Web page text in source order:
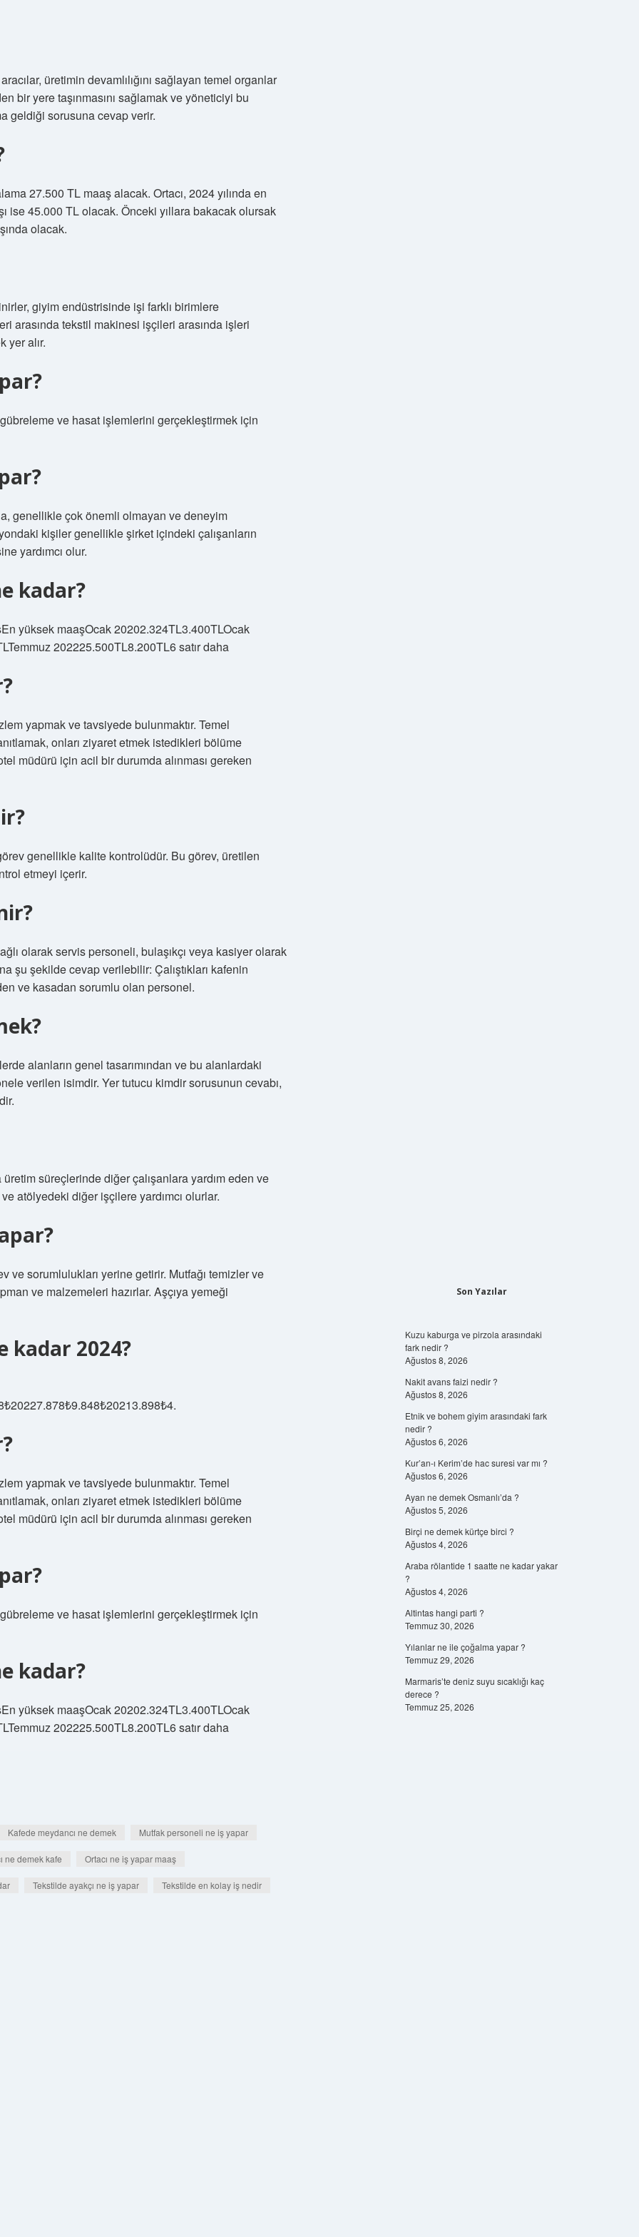
üretimin devamlılığını sağlayan temel organlar
bir yere taşınmasını sağlamak ve yöneticiyi bu
geldiği sorusuna cevap verir.
27.500 TL maaş alacak. Ortacı, 2024 yılında en
ise 45.000 TL olacak. Önceki yıllara bakacak olursak
olacak.
giyim endüstrisinde işi farklı birimlere
arasında tekstil makinesi işçileri arasında işleri
yer alır.
ve hasat işlemlerini gerçekleştirmek için
genellikle çok önemli olmayan ve deneyim
kişiler genellikle şirket içindeki çalışanların
yardımcı olur.
kadar?
yüksek maaşOcak 20202.324TL3.400TLOcak
202225.500TL8.200TL6 satır daha
yapmak ve tavsiyede bulunmaktır. Temel
onları ziyaret etmek istedikleri bölüme
müdürü için acil bir durumda alınması gereken
genellikle kalite kontrolüdür. Bu görev, üretilen
etmeyi içerir.
olarak servis personeli, bulaşıkçı veya kasiyer olarak
şu şekilde cevap verilebilir: Çalıştıkları kafenin
ve kasadan sorumlu olan personel.
alanların genel tasarımından ve bu alanlardaki
verilen isimdir. Yer tutucu kimdir sorusunun cevabı,
süreçlerinde diğer çalışanlara yardım eden ve
atölyedeki diğer işçilere yardımcı olurlar.
sorumlulukları yerine getirir. Mutfağı temizler ve
ve malzemeleri hazırlar. Aşçıya yemeği
kadar 2024?
yapmak ve tavsiyede bulunmaktır. Temel
onları ziyaret etmek istedikleri bölüme
müdürü için acil bir durumda alınması gereken
ve hasat işlemlerini gerçekleştirmek için
kadar?
yüksek maaşOcak 20202.324TL3.400TLOcak
202225.500TL8.200TL6 satır daha
Kafede meydancı ne demek Mutfak personeli ne iş yapar
ne demek kafe Ortacı ne iş yapar maaş
Tekstilde ayakçı ne iş yapar Tekstilde en kolay iş nedir
Son Yazılar
Kuzu kaburga ve pirzola arasındaki
fark nedir ?
Ağustos 8, 2026
Nakit avans faizi nedir ?
Ağustos 8, 2026
Etnik ve bohem giyim arasındaki fark
nedir ?
Ağustos 6, 2026
Kur’an-ı Kerim’de hac suresi var mı ?
Ağustos 6, 2026
Ayan ne demek Osmanlı’da ?
Ağustos 5, 2026
Birçi ne demek kürtçe birci ?
Ağustos 4, 2026
Araba rölantide 1 saatte ne kadar yakar
?
Ağustos 4, 2026
Altintas hangi parti ?
Temmuz 30, 2026
Yılanlar ne ile çoğalma yapar ?
Temmuz 29, 2026
Marmaris’te deniz suyu sıcaklığı kaç
derece ?
Temmuz 25, 2026